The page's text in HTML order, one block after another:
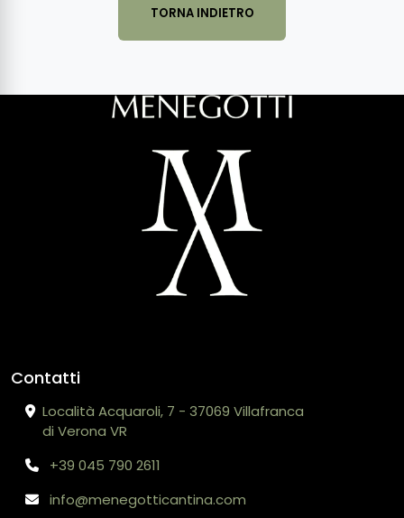
TORNA INDIETRO
Contatti
Località Acquaroli, 7 - 37069 Villafranca
di Verona VR
+39 045 790 2611
info@menegotticantina.com